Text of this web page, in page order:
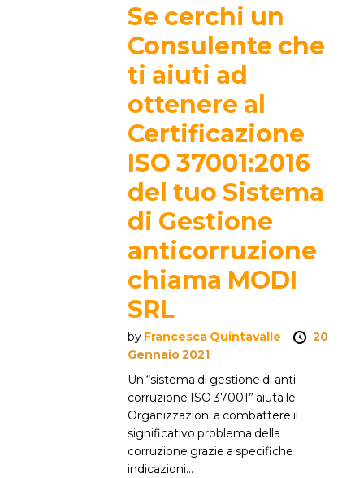
Se cerchi un
Consulente che
ti aiuti ad
ottenere al
Certificazione
ISO 37001:2016
del tuo Sistema
di Gestione
anticorruzione
chiama MODI
SRL
by Francesca Quintavalle
20
Gennaio 2021
Un “sistema di gestione di anti-
corruzione ISO 37001” aiuta le
Organizzazioni a combattere il
significativo problema della
corruzione grazie a specifiche
indicazioni...